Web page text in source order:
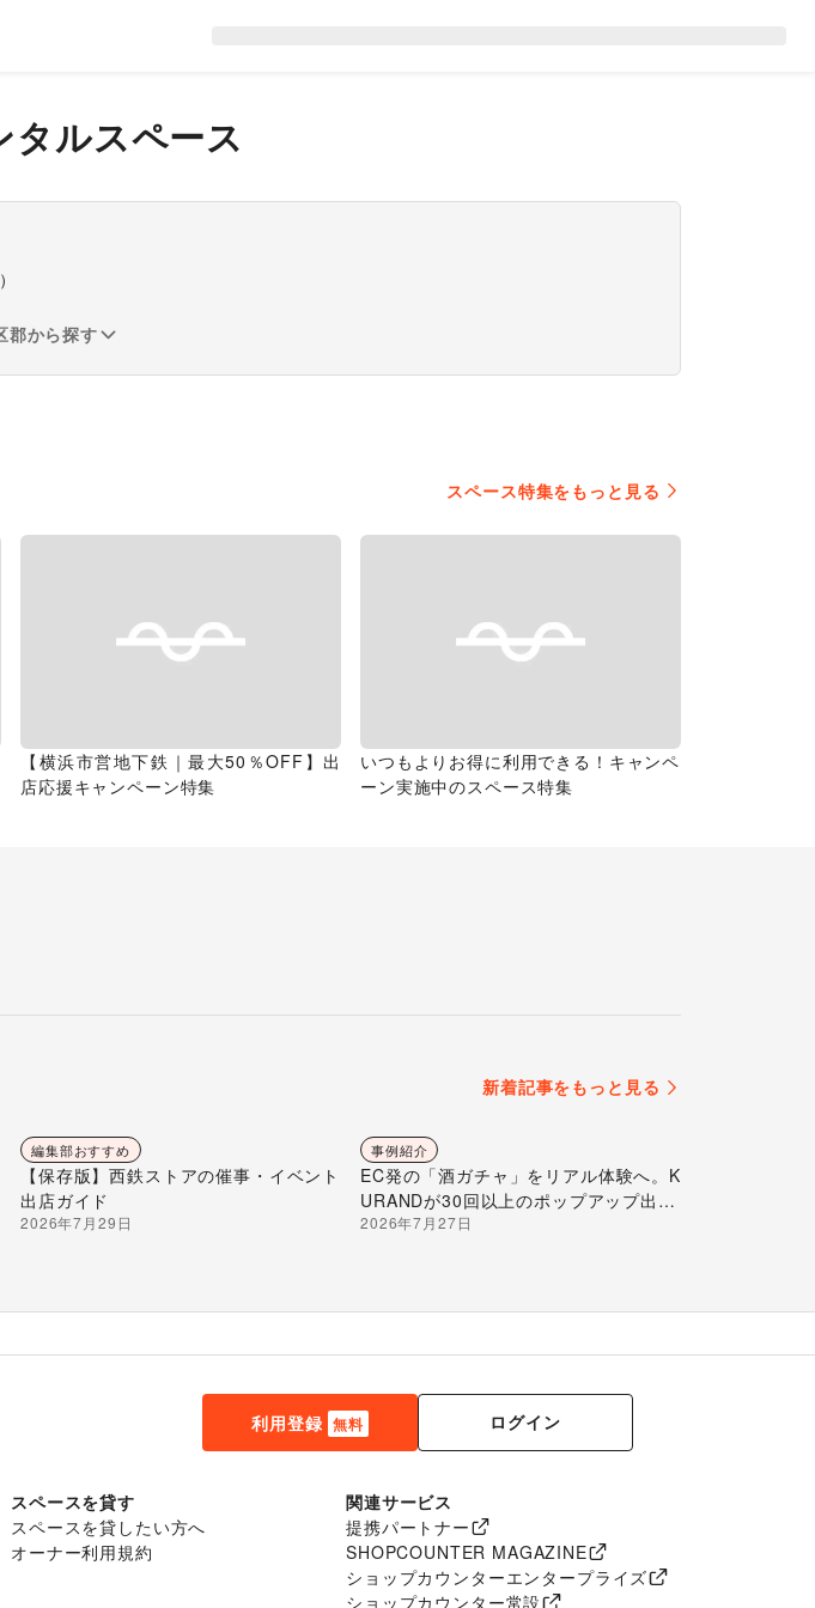
タルスペース
）
郡から探す
スペース特集をもっと見る
【横浜市営地下鉄｜最大50％OFF】出
店応援キャンペーン特集
いつもよりお得に利用できる！キャンペ
ーン実施中のスペース特集
新着記事をもっと見る
編集部おすすめ
【保存版】西鉄ストアの催事・イベント
出店ガイド
2026年7月29日
事例紹介
EC発の「酒ガチャ」をリアル体験へ。K
URANDが30回以上のポップアップ出店
で届ける“新しいお酒との出会い”
2026年7月27日
利用登録 無料 ログイン
スペースを貸す
スペースを貸したい方へ
オーナー利用規約
関連サービス
提携パートナー
SHOPCOUNTER MAGAZINE
ショップカウンターエンタープライズ
ショップカウンター常設